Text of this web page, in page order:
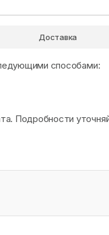
Доставка
способами:
Подробности